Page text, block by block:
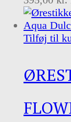
Tilføj til